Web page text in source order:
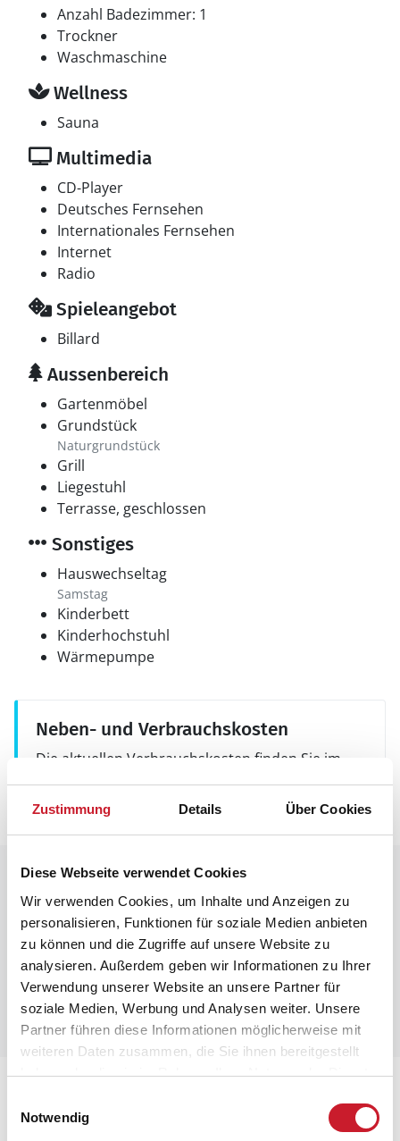
Zustimmung Details Über Cookies
Diese Webseite verwendet Cookies
Wir verwenden Cookies, um Inhalte und Anzeigen zu
personalisieren, Funktionen für soziale Medien anbieten
zu können und die Zugriffe auf unsere Website zu
analysieren. Außerdem geben wir Informationen zu Ihrer
Verwendung unserer Website an unsere Partner für
soziale Medien, Werbung und Analysen weiter. Unsere
Partner führen diese Informationen möglicherweise mit
weiteren Daten zusammen, die Sie ihnen bereitgestellt
haben oder die sie im Rahmen Ihrer Nutzung der Dienste
Notwendig
Anzahl Badezimmer: 1
Trockner
Waschmaschine
Wellness
Sauna
Multimedia
CD-Player
Deutsches Fernsehen
Internationales Fernsehen
Internet
Radio
Spieleangebot
Billard
Aussenbereich
Gartenmöbel
Grundstück
Naturgrundstück
Grill
Liegestuhl
Terrasse, geschlossen
Sonstiges
Hauswechseltag
Samstag
Kinderbett
Kinderhochstuhl
Wärmepumpe
Neben- und Verbrauchskosten
Die aktuellen Verbrauchskosten finden Sie im
nächsten Schritt im Buchungsformular.
Raumaufteilung